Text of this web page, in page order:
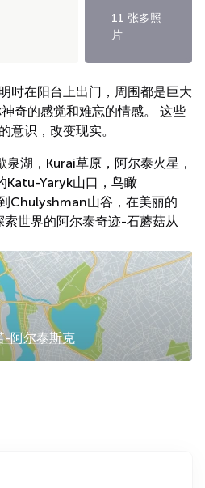
11 张多照
片
时在阳台上出门，周围都是巨大
奇的感觉和难忘的情感。 这些
意识，改变现实。
湖，Kurai草原，阿尔泰火星，
Katu-Yaryk山口，鸟瞰
Chulyshman山谷，在美丽的
世界的阿尔泰奇迹-石蘑菇从
-阿尔泰斯克